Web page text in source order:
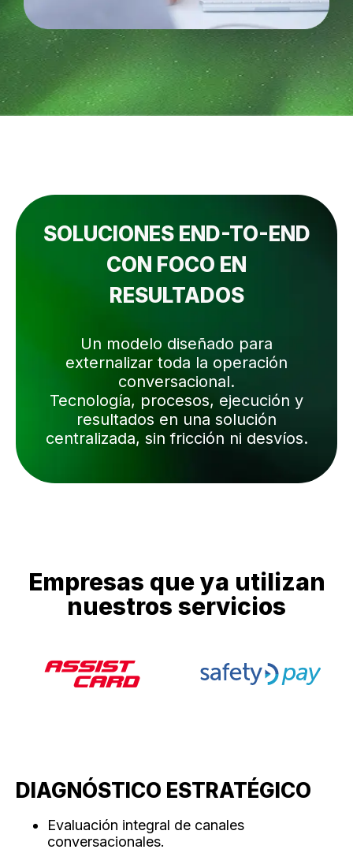
SOLUCIONES END-TO-END
CON FOCO EN
RESULTADOS
Un modelo diseñado para
externalizar toda la operación
conversacional.
Tecnología, procesos, ejecución y
resultados en una solución
centralizada, sin fricción ni desvíos.
Empresas que ya utilizan
nuestros servicios
DIAGNÓSTICO ESTRATÉGICO
Evaluación integral de canales
conversacionales.